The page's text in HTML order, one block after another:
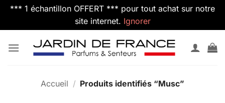
*** 1 échantillon OFFERT *** pour tout achat sur notre
site internet. Ignorer
Accueil / Produits identifiés “Musc”